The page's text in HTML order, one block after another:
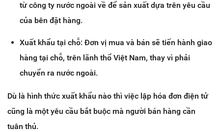
từ công ty nước ngoài về để sản xuất dựa trên yêu cầu
của bên đặt hàng.
Xuất khẩu tại chỗ: Đơn vị mua và bán sẽ tiến hành giao
hàng tại chỗ, trên lãnh thổ Việt Nam, thay vì phải
chuyển ra nước ngoài.
Dù là hình thức xuất khẩu nào thì việc lập hóa đơn điện tử
cũng là một yêu cầu bắt buộc mà người bán hàng cần
tuân thủ.